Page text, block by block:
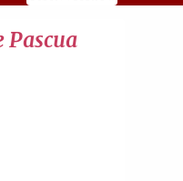
Pascua